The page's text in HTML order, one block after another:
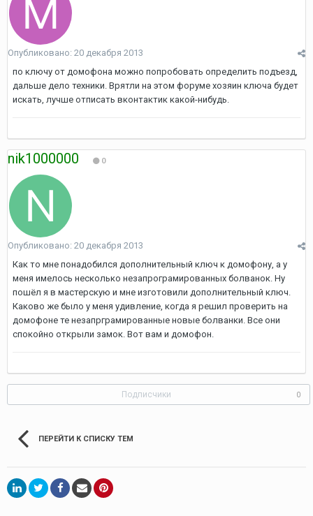
Опубликовано: 20 декабря 2013
по ключу от домофона можно попробовать определить подъезд,
дальше дело техники. Врятли на этом форуме хозяин ключа будет
искать, лучше отписать вконтактик какой-нибудь.
nik1000000 0
Опубликовано: 20 декабря 2013
Как то мне понадобился дополнительный ключ к домофону, а у
меня имелось несколько незапрограмированных болванок. Ну
пошёл я в мастерскую и мне изготовили дополнительный ключ.
Каково же было у меня удивление, когда я решил проверить на
домофоне те незапрграмированные новые болванки. Все они
спокойно открыли замок. Вот вам и домофон.
Подписчики 0
ПЕРЕЙТИ К СПИСКУ ТЕМ